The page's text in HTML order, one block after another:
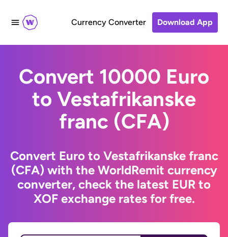
Currency Converter Download App
Convert 10000 Euro
to Vestafrikanske
franc (CFA)
Convert Euro to Vestafrikanske franc
(CFA) with the WorldRemit currency
converter, check the latest EUR to
XOF exchange rates for free.